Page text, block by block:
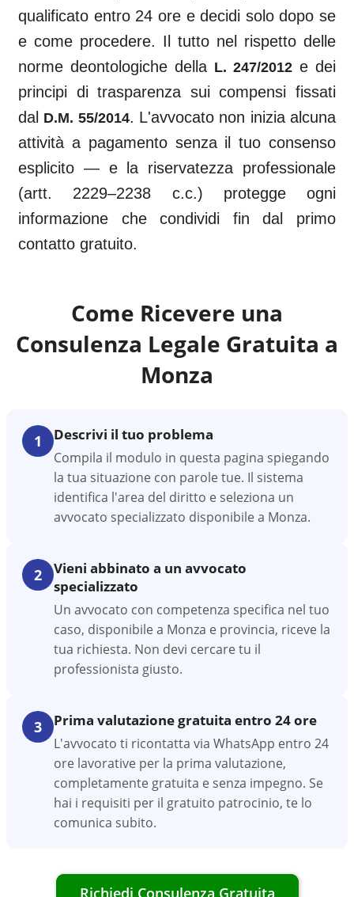
qualificato entro 24 ore e decidi solo dopo se
e come procedere. Il tutto nel rispetto delle
norme deontologiche della L. 247/2012 e dei
principi di trasparenza sui compensi fissati
dal D.M. 55/2014. L'avvocato non inizia alcuna
attività a pagamento senza il tuo consenso
esplicito — e la riservatezza professionale
(artt. 2229–2238 c.c.) protegge ogni
informazione che condividi fin dal primo
contatto gratuito.
Come Ricevere una
Consulenza Legale Gratuita a
Monza
1 Descrivi il tuo problema
Compila il modulo in questa pagina spiegando
la tua situazione con parole tue. Il sistema
identifica l'area del diritto e seleziona un
avvocato specializzato disponibile a Monza.
2
Vieni abbinato a un avvocato
specializzato
Un avvocato con competenza specifica nel tuo
caso, disponibile a Monza e provincia, riceve la
tua richiesta. Non devi cercare tu il
professionista giusto.
3 Prima valutazione gratuita entro 24 ore
L'avvocato ti ricontatta via WhatsApp entro 24
ore lavorative per la prima valutazione,
completamente gratuita e senza impegno. Se
hai i requisiti per il gratuito patrocinio, te lo
comunica subito.
Richiedi Consulenza Gratuita